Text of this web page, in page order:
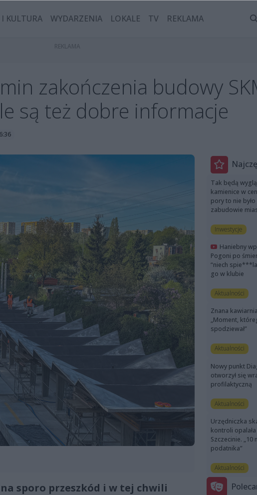
KULTURA WYDARZENIA LOKALE TV REKLAMA
zakończenia budowy
są też dobre informacje
sporo przeszkód i w tej chwili
Tak będą
kamienice w
pory to nie
zabudowie
Inwestycje
Haniebny
Pogoni po
“niech
go w klubie
Aktualności
Znana
„Moment,
spodziewał”
Aktualności
Nowy punkt
otworzył się
profilaktyczną
Aktualności
Urzędniczka
kontroli
Szczecinie.
podatnika”
Aktualności